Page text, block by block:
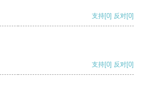
支持[0] 反对[0]
支持[0] 反对[0]